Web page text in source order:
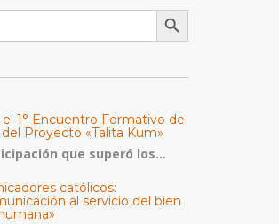
Botón de búsqueda
el 1° Encuentro Formativo de
Proyecto «Talita Kum»
que superó los...
católicos:
al servicio del bien